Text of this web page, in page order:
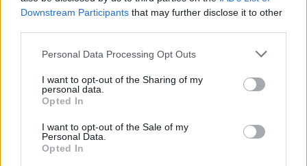
Downstream Participants that may further disclose it to other
Personal Data Processing Opt Outs
I want to opt-out of the Sharing of my
personal data.
Opted In
I want to opt-out of the Sale of my
Personal Data.
Opted In
άτομα.
Παράλληλα η κυπριακή αστυνομία παρακολουθεί και
μόνιμα στη Κύπρο. Σε αρκετές περιπτώσεις έχουν
γίνει έρευνες σε σπίτια. Υπό παρακολούθηση
βρίσκονται και τα μουσουλμανικά τεμένη στις
ελεύθερες περιοχές ώστε να εντοπιστούν άτομα
που ενδεχομένως επιχειρούν να στρατολογήσουν